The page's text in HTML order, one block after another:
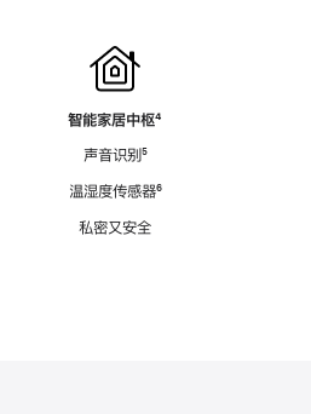
智能家居中枢脚
⁴
声音识别脚
⁵
温湿度传感器脚
⁶
私密又安全